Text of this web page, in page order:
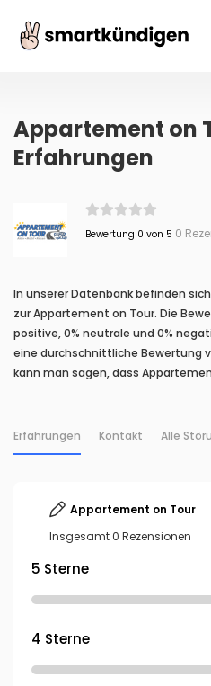
Appartement on
Erfahrungen
Bewertung 0 von 5 0
In unserer Datenbank befinden
zur Appartement on Tour. Die
positive, 0% neutrale und 0%
eine durchschnittliche Bewertung
kann man sagen, dass
Erfahrungen Kontakt Alle
Appartement on Tour
Insgesamt 0 Rezensionen
5 Sterne
4 Sterne